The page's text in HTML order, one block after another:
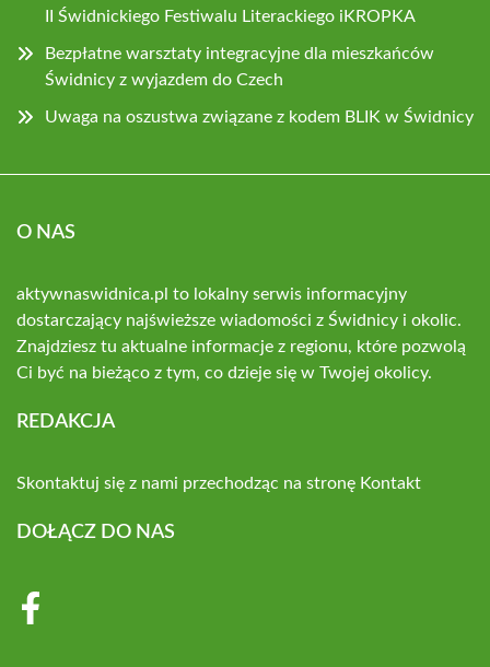
II Świdnickiego Festiwalu Literackiego iKROPKA
Bezpłatne warsztaty integracyjne dla mieszkańców
Świdnicy z wyjazdem do Czech
Uwaga na oszustwa związane z kodem BLIK w Świdnicy
O NAS
aktywnaswidnica.pl to lokalny serwis informacyjny
dostarczający najświeższe wiadomości z Świdnicy i okolic.
Znajdziesz tu aktualne informacje z regionu, które pozwolą
Ci być na bieżąco z tym, co dzieje się w Twojej okolicy.
REDAKCJA
Skontaktuj się z nami przechodząc na stronę Kontakt
DOŁĄCZ DO NAS